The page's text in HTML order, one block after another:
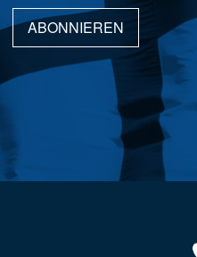
ABONNIEREN